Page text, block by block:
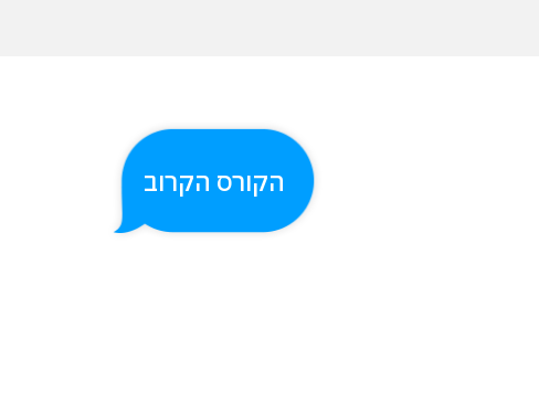
הקורס הקרוב